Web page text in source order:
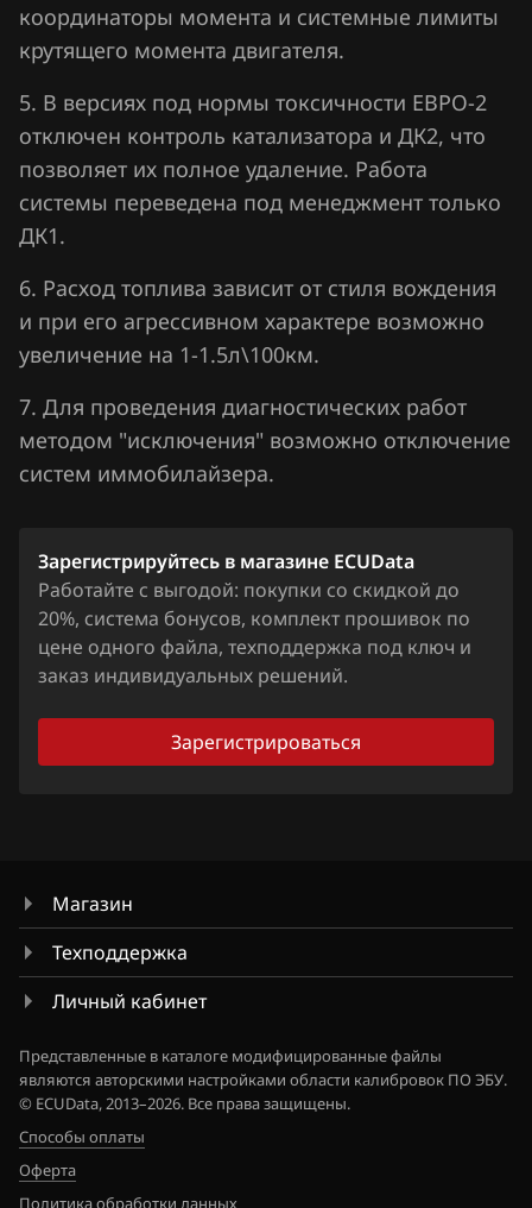
MG
Mini
Mitsubishi
Omoda
Opel
Peugeot
Porsche
Ravon
Renault
Saab
SGMW
Shacman
Sitrak
Skoda
Subaru
Suzuki
SWM
Tank
Tenet
Toyota
координаторы момента и системные лимиты
крутящего момента двигателя.
5. В версиях под нормы токсичности ЕВРО-2
отключен контроль катализатора и ДК2, что
позволяет их полное удаление. Работа
системы переведена под менеджмент только
ДК1.
6. Расход топлива зависит от стиля вождения
и при его агрессивном характере возможно
увеличение на 1-1.5л\100км.
7. Для проведения диагностических работ
методом "исключения" возможно отключение
систем иммобилайзера.
Зарегистрируйтесь в магазине ECUData
Работайте с выгодой: покупки со скидкой до
20%, система бонусов, комплект прошивок по
цене одного файла, техподдержка под ключ и
заказ индивидуальных решений.
Зарегистрироваться
Магазин
Техподдержка
Личный кабинет
Представленные в каталоге модифицированные файлы
являются авторскими настройками области калибровок ПО ЭБУ.
© ECUData, 2013–2026. Все права защищены.
Способы оплаты
Оферта
Политика обработки данных